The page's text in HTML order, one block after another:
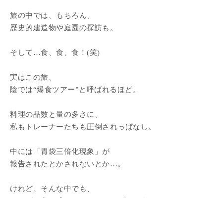
旅の中では、もちろん、
歴史的建造物や庭園の探訪も。
そして…食、食、食！(笑)
実はこの旅、
陰では“爆食ツアー”と呼ばれるほど。
料理の品数と量の多さに、
私もトレーナーたちも圧倒されっぱなし。
中には「胃袋三倍化現象」が
報告されたとかされないとか…。
けれど、そんな中でも、